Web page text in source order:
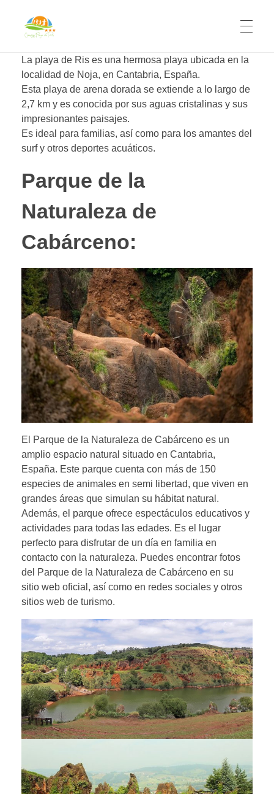
Camping Playa de Ris
Camping Playa de Ris en Cantabria
La playa de Ris es una hermosa playa ubicada en la
localidad de Noja, en Cantabria, España.
Esta playa de arena dorada se extiende a lo largo de
2,7 km y es conocida por sus aguas cristalinas y sus
impresionantes paisajes.
Es ideal para familias, así como para los amantes del
surf y otros deportes acuáticos.
Parque de la
Naturaleza de
Cabárceno:
El Parque de la Naturaleza de Cabárceno es un
amplio espacio natural situado en Cantabria,
España. Este parque cuenta con más de 150
especies de animales en semi libertad, que viven en
grandes áreas que simulan su hábitat natural.
Además, el parque ofrece espectáculos educativos y
actividades para todas las edades. Es el lugar
perfecto para disfrutar de un día en familia en
contacto con la naturaleza. Puedes encontrar fotos
del Parque de la Naturaleza de Cabárceno en su
sitio web oficial, así como en redes sociales y otros
sitios web de turismo.